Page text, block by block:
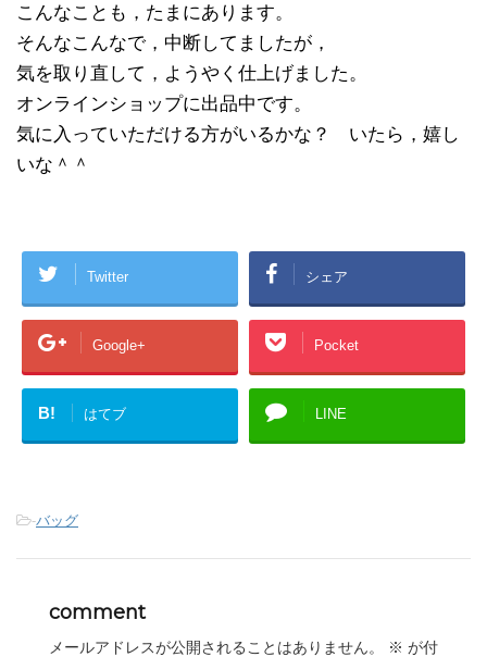
こんなことも，たまにあります。
そんなこんなで，中断してましたが，
気を取り直して，ようやく仕上げました。
オンラインショップに出品中です。
気に入っていただける方がいるかな？ いたら，嬉し
いな＾＾
Twitter シェア
Google+ Pocket
B! はてブ LINE
-バッグ
comment
メールアドレスが公開されることはありません。 ※ が付